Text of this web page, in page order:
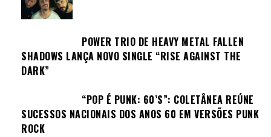
POWER TRIO DE HEAVY METAL FALLEN
SHADOWS LANÇA NOVO SINGLE “RISE AGAINST THE
DARK”
“POP É PUNK: 60’S”: COLETÂNEA REÚNE
SUCESSOS NACIONAIS DOS ANOS 60 EM VERSÕES PUNK
ROCK